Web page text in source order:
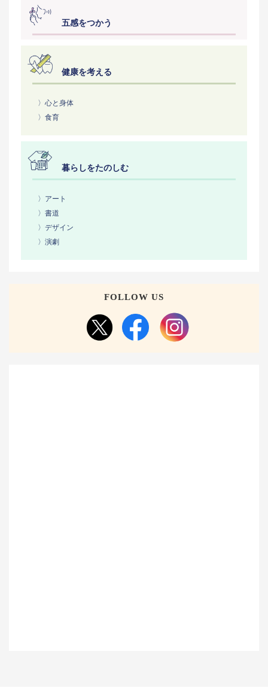
五感をつかう
健康を考える
〉心と身体
〉食育
暮らしをたのしむ
〉アート
〉書道
〉デザイン
〉演劇
FOLLOW US